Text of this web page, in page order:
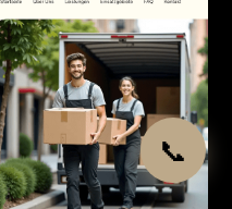
📞